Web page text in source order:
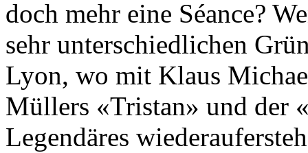
doch mehr eine Séance?
sehr unterschied­lichen
Lyon, wo mit Klaus
Müllers «Tristan» und der
Legendäres